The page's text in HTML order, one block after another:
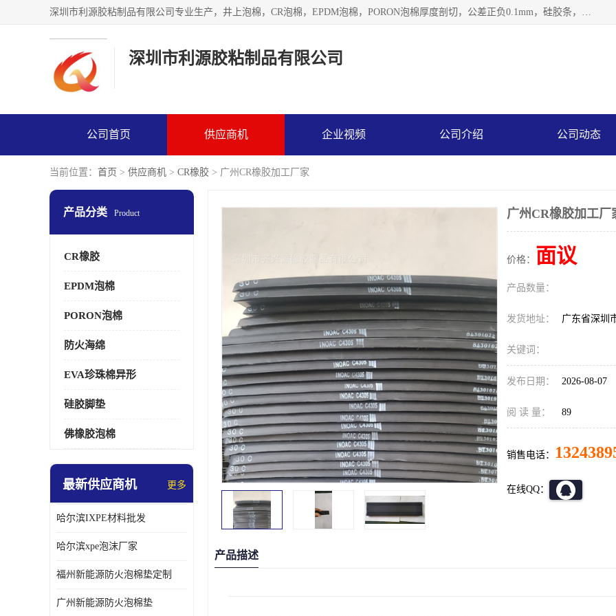
深圳市利源胶粘制品有限公司专业生产，井上泡棉，CR泡棉，EPDM泡棉，PORON泡棉厚度剖切，公差正负0.1mm，硅胶条，脚垫，异形一次成型，雕刻EVA海绵；包装材料:精密仪器、医疗器具、运输时缓冲、防震材料。建筑:住房装潢材料、房屋门窗密封；轻便、强韧性：轻便并且具有较强的韧性，良好的耐油性与耐溶剂性。隔热性：导热性低具有优越的保温性，具有的回弹性。
深圳市利源胶粘制品有限公司
公司首页 供应商机 企业视频 公司介绍 公司动态
当前位置： 首页 > 供应商机 > CR橡胶 > 广州CR橡胶加工厂家
产品分类 Product
CR橡胶
EPDM泡棉
PORON泡棉
防火海绵
EVA珍珠棉异形
硅胶脚垫
佛橡胶泡棉
最新供应商机 更多
哈尔滨IXPE材料批发
哈尔滨xpe泡沫厂家
福州新能源防火泡棉垫定制
广州新能源防火泡棉垫
广州CR橡胶加工厂
价格： 面议
产品数量：
发货地址： 广东省深圳
关键词：
发布日期： 2026-08-07
阅 读 量： 89
销售电话：
在线QQ：
产品描述